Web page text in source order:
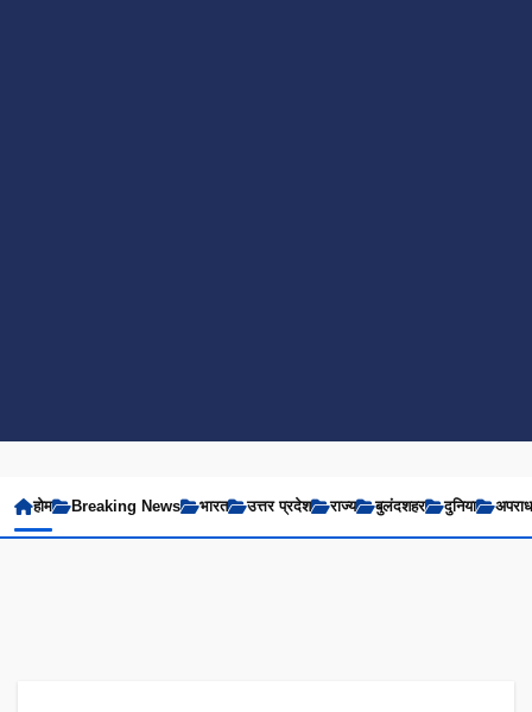
होम Breaking News भारत उत्तर प्रदेश राज्य बुलंदशहर दुनिया अपराध